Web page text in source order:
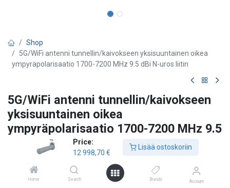
Price:
12 998,70 €
Lisää ostoskoriin
Home Search Brands Account
Shop
5G/WiFi antenni tunnellin/kaivokseen yksisuuntainen oikea
ympyräpolarisaatio 1700-7200 MHz 9.5 dBi N-uros liitin
5G/WiFi antenni tunnellin/kaivokseen
yksisuuntainen oikea
ympyräpolarisaatio 1700-7200 MHz 9.5
dBi N-uros liitin
Laajakaistainen ympyräpolarisoitunut antenni